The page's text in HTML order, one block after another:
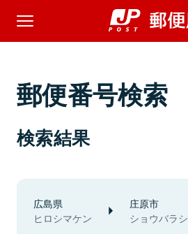
郵便番号検索
検索結果
広島県
ヒロシマケン
庄原市
ショウバラシ